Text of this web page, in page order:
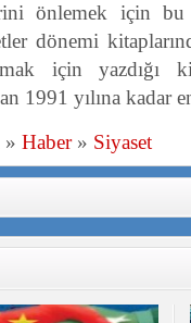
önlemek için
dönemi
için yazdığı
1991 yılına kadar
» Haber» Siyaset